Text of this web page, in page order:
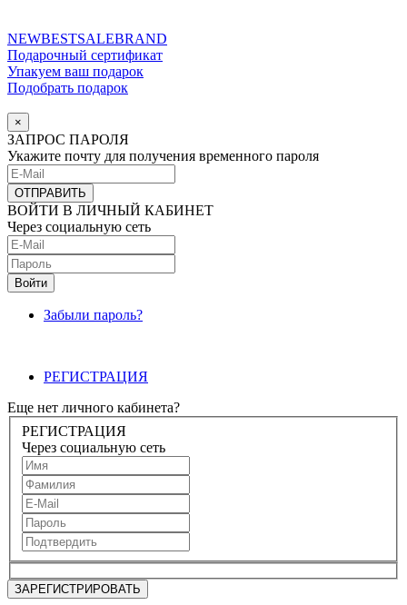
NEWBESTSALEBRAND
Подарочный сертификат
Упакуем ваш подарок
Подобрать подарок
×
ЗАПРОС ПАРОЛЯ
Укажите почту для получения временного пароля
ВОЙТИ В ЛИЧНЫЙ КАБИНЕТ
Через социальную сеть
Забыли пароль?
РЕГИСТРАЦИЯ
Еще нет личного кабинета?
РЕГИСТРАЦИЯ
Через социальную сеть